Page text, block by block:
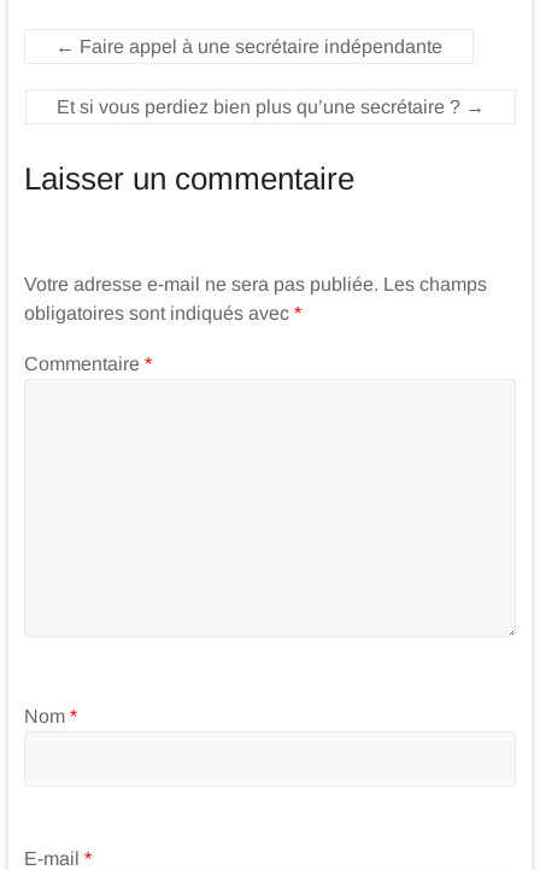
← Faire appel à une secrétaire indépendante
Et si vous perdiez bien plus qu’une secrétaire ? →
Laisser un commentaire
Votre adresse e-mail ne sera pas publiée. Les champs
obligatoires sont indiqués avec *
Commentaire *
Nom *
E-mail *